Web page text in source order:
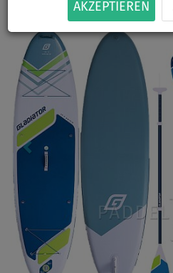
AKZEPTIEREN